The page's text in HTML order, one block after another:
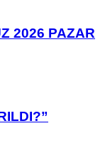
2026 PAZAR